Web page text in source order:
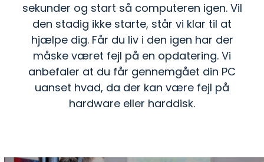
sekunder og start så computeren igen. Vil
den stadig ikke starte, står vi klar til at
hjælpe dig. Får du liv i den igen har der
måske været fejl på en opdatering. Vi
anbefaler at du får gennemgået din PC
uanset hvad, da der kan være fejl på
hardware eller harddisk.